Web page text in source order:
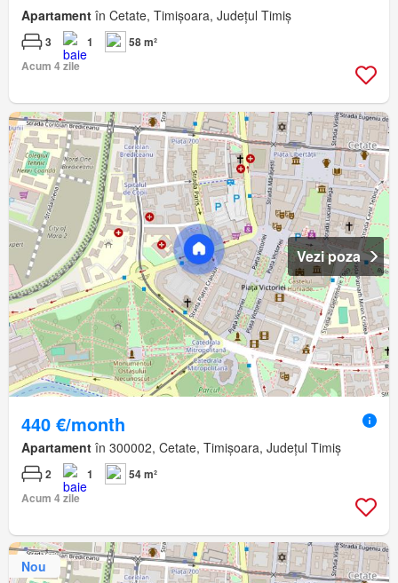
Apartament în Cetate, Timișoara, Județul Timiș
3 1
58 m²
Acum 4 zile
Vezi poza
440 €/month
Apartament în 300002, Cetate, Timișoara, Județul Timiș
2 1
54 m²
Acum 4 zile
Nou